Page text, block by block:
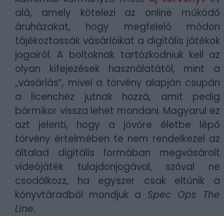
alá, amely kötelezi az online működő
áruházakat, hogy megfelelő módon
tájékoztassák vásárlóikat a digitális játékok
jogairól. A boltoknak tartózkodniuk kell az
olyan kifejezések használatától, mint a
„vásárlás”, mivel a törvény alapján csupán
a licenchez jutnak hozzá, amit pedig
bármikor vissza lehet mondani. Magyarul ez
azt jelenti, hogy a jövőre életbe lépő
törvény értelmében te nem rendelkezel az
általad digitális formában megvásárolt
videójáték tulajdonjogával, szóval ne
csodálkozz, ha egyszer csak eltűnik a
könyvtáradból mondjuk a Spec Ops The
Line.